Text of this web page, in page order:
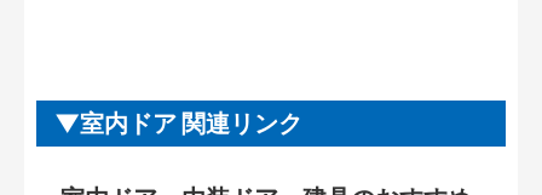
室内ドア 関連リンク